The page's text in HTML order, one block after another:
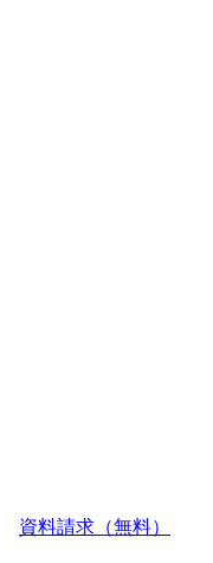
資料請求（無料）